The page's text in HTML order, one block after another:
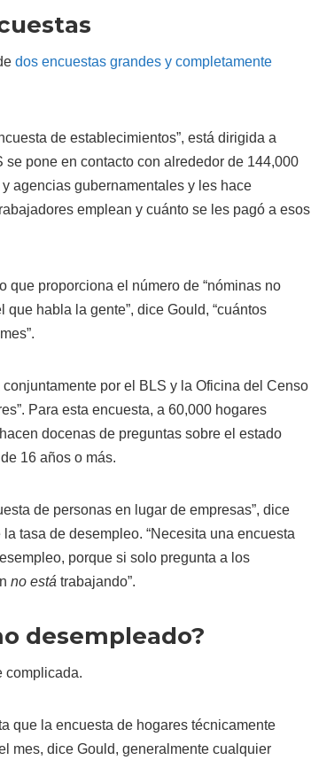
dos encuestas grandes y completamente
de establecimientos”, está dirigida a
pone en contacto con alrededor de 144,000
agencias gubernamentales y les hace
emplean y cuánto se les pagó a esos
que proporciona el número de “nóminas no
que habla la gente”, dice Gould, “cuántos
por el BLS y la Oficina del Censo
Para esta encuesta, a 60,000 hogares
docenas de preguntas sobre el estado
16 años o más.
de personas en lugar de empresas”, dice
tasa de desempleo. “Necesita una encuesta
porque si solo pregunta a los
no está trabajando”.
desempleado?
complicada.
que la encuesta de hogares técnicamente
mes, dice Gould, generalmente cualquier